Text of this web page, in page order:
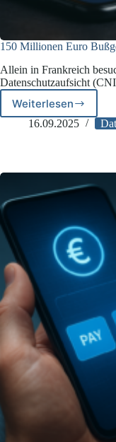
150 Millionen Euro
Allein in Frankreich
Datenschutzaufsicht
Weiterlesen
150
Millionen
SHEIN
16.09.2025